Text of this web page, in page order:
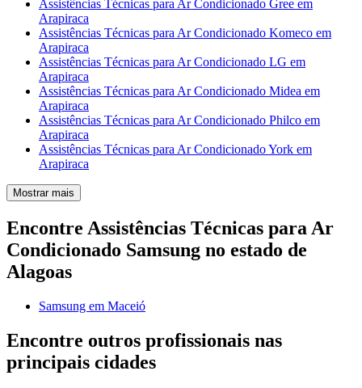
Assistências Técnicas para Ar Condicionado Gree em
Arapiraca
Assistências Técnicas para Ar Condicionado Komeco em
Arapiraca
Assistências Técnicas para Ar Condicionado LG em
Arapiraca
Assistências Técnicas para Ar Condicionado Midea em
Arapiraca
Assistências Técnicas para Ar Condicionado Philco em
Arapiraca
Assistências Técnicas para Ar Condicionado York em
Arapiraca
Mostrar mais
Encontre Assistências Técnicas para Ar
Condicionado Samsung no estado de
Alagoas
Samsung em Maceió
Encontre outros profissionais nas
principais cidades